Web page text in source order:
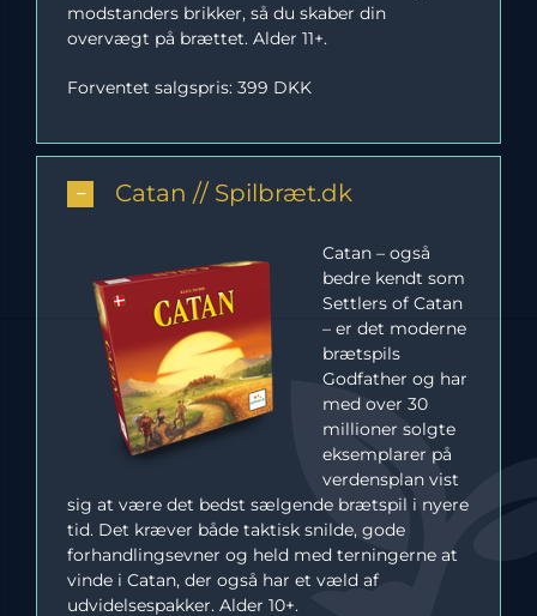
modstanders brikker, så du skaber din
overvægt på brættet. Alder 11+.
Forventet salgspris: 399 DKK
Catan // Spilbræt.dk
Catan – også
bedre kendt som
Settlers of Catan
– er det moderne
brætspils
Godfather og har
med over 30
millioner solgte
eksemplarer på
verdensplan vist
sig at være det bedst sælgende brætspil i nyere
tid. Det kræver både taktisk snilde, gode
forhandlingsevner og held med terningerne at
vinde i Catan, der også har et væld af
udvidelsespakker. Alder 10+.